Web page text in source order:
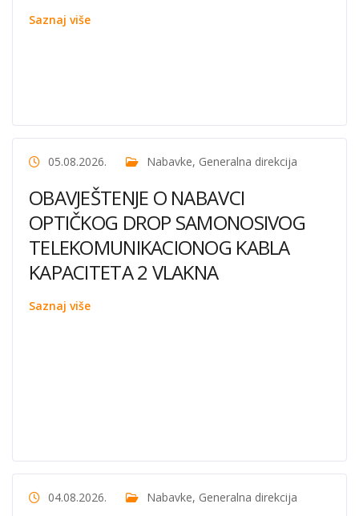
Saznaj više
05.08.2026. Nabavke, Generalna direkcija
OBAVJEŠTENJE O NABAVCI
OPTIČKOG DROP SAMONOSIVOG
TELEKOMUNIKACIONOG KABLA
KAPACITETA 2 VLAKNA
Saznaj više
04.08.2026. Nabavke, Generalna direkcija